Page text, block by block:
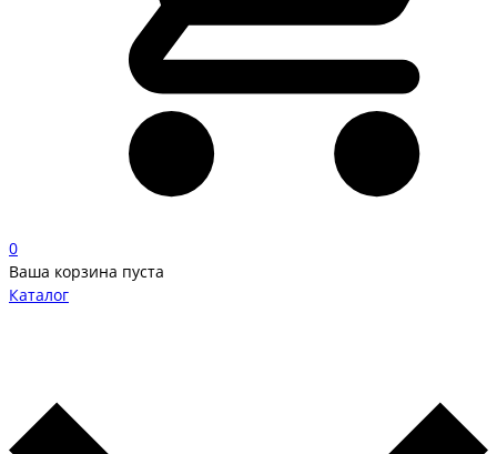
0
Ваша корзина пуста
Каталог